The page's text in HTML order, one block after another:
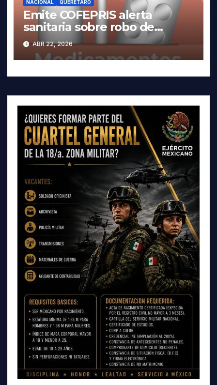
NACIONAL QUERÉTARO
Emite COFEPRIS alerta
sanitaria sobre robo de
medicamentos
ABR 22, 2026